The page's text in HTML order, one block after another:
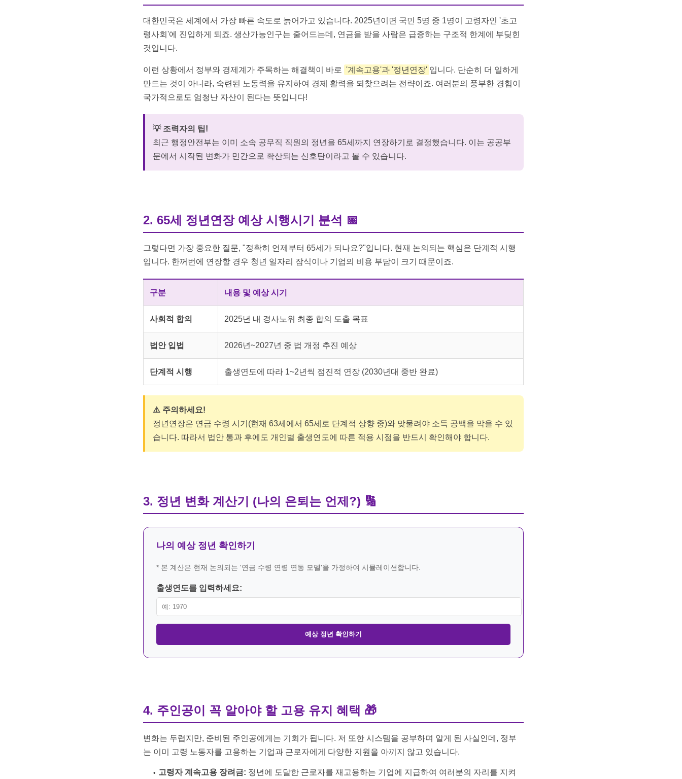
대한민국은 세계에서 가장 빠른 속도로 늙어가고 있습니다. 2025년이면 국민 5명 중 1명이 고령자인 '초고
령사회'에 진입하게 되죠. 생산가능인구는 줄어드는데, 연금을 받을 사람은 급증하는 구조적 한계에 부딪힌
것입니다.
이런 상황에서 정부와 경제계가 주목하는 해결책이 바로 '계속고용'과 '정년연장' 입니다. 단순히 더 일하게
만드는 것이 아니라, 숙련된 노동력을 유지하여 경제 활력을 되찾으려는 전략이죠. 여러분의 풍부한 경험이
국가적으로도 엄청난 자산이 된다는 뜻입니다!
💡 조력자의 팁!
최근 행정안전부는 이미 소속 공무직 직원의 정년을 65세까지 연장하기로 결정했습니다. 이는 공공부
문에서 시작된 변화가 민간으로 확산되는 신호탄이라고 볼 수 있습니다.
2. 65세 정년연장 예상 시행시기 분석 📅
그렇다면 가장 중요한 질문, "정확히 언제부터 65세가 되나요?"입니다. 현재 논의되는 핵심은 단계적 시행
입니다. 한꺼번에 연장할 경우 청년 일자리 잠식이나 기업의 비용 부담이 크기 때문이죠.
구분 내용 및 예상 시기
사회적 합의 2025년 내 경사노위 최종 합의 도출 목표
법안 입법 2026년~2027년 중 법 개정 추진 예상
단계적 시행 출생연도에 따라 1~2년씩 점진적 연장 (2030년대 중반 완료)
⚠️ 주의하세요!
정년연장은 연금 수령 시기(현재 63세에서 65세로 단계적 상향 중)와 맞물려야 소득 공백을 막을 수 있
습니다. 따라서 법안 통과 후에도 개인별 출생연도에 따른 적용 시점을 반드시 확인해야 합니다.
3. 정년 변화 계산기 (나의 은퇴는 언제?) 🔢
나의 예상 정년 확인하기
* 본 계산은 현재 논의되는 '연금 수령 연령 연동 모델'을 가정하여 시뮬레이션합니다.
출생연도를 입력하세요:
예상 정년 확인하기
4. 주인공이 꼭 알아야 할 고용 유지 혜택 🎁
변화는 두렵지만, 준비된 주인공에게는 기회가 됩니다. 저 또한 시스템을 공부하며 알게 된 사실인데, 정부
는 이미 고령 노동자를 고용하는 기업과 근로자에게 다양한 지원을 아끼지 않고 있습니다.
고령자 계속고용 장려금: 정년에 도달한 근로자를 재고용하는 기업에 지급하여 여러분의 자리를 지켜